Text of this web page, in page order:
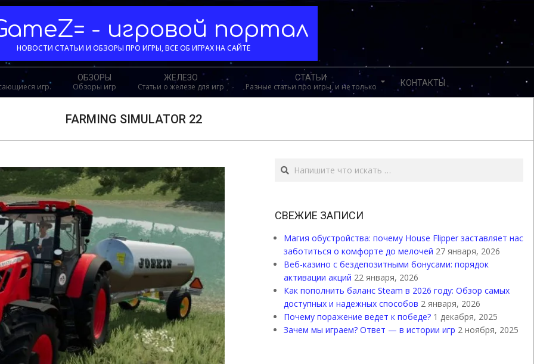
- игровой портал
НОВОСТИ СТАТЬИ И ОБЗОРЫ ПРО ИГРЫ, ВСЕ ОБ ИГРАХ НА САЙТЕ
игр.
ОБЗОРЫ
Обзоры игр
ЖЕЛЕЗО
Статьи о железе для игр
СТАТЬИ
Разные статьи про игры, и не только КОНТАКТЫ
FARMING SIMULATOR 22
Поиск
СВЕЖИЕ ЗАПИСИ
Магия обустройства: почему House Flipper заставляет нас
заботиться о комфорте до мелочей 27 января, 2026
Веб-казино с бездепозитными бонусами: порядок
активации акций 22 января, 2026
Как пополнить баланс Steam в 2026 году: Обзор самых
доступных и надежных способов 2 января, 2026
Почему поражение ведет к победе? 1 декабря, 2025
Зачем мы играем? Ответ — в истории игр 2 ноября, 2025